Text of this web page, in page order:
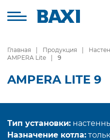
Главная Продукция
AMPERA Lite
9
AMPERA LITE 9
Тип установки:
Назначение котла: